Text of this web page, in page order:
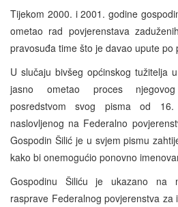
Tijekom 2000. i 2001. godine
ometao rad povjerenstava
pravosuđa time što je davao upute po
U slučaju bivšeg općinskog tužitelja
jasno ometao proces
posredstvom svog pisma od
naslovljenog na Federalno
Gospodin Šilić je u svjem pismu
kako bi onemogućio ponovno
Gospodinu Šiliću je ukazano na
rasprave Federalnog povjerenstva